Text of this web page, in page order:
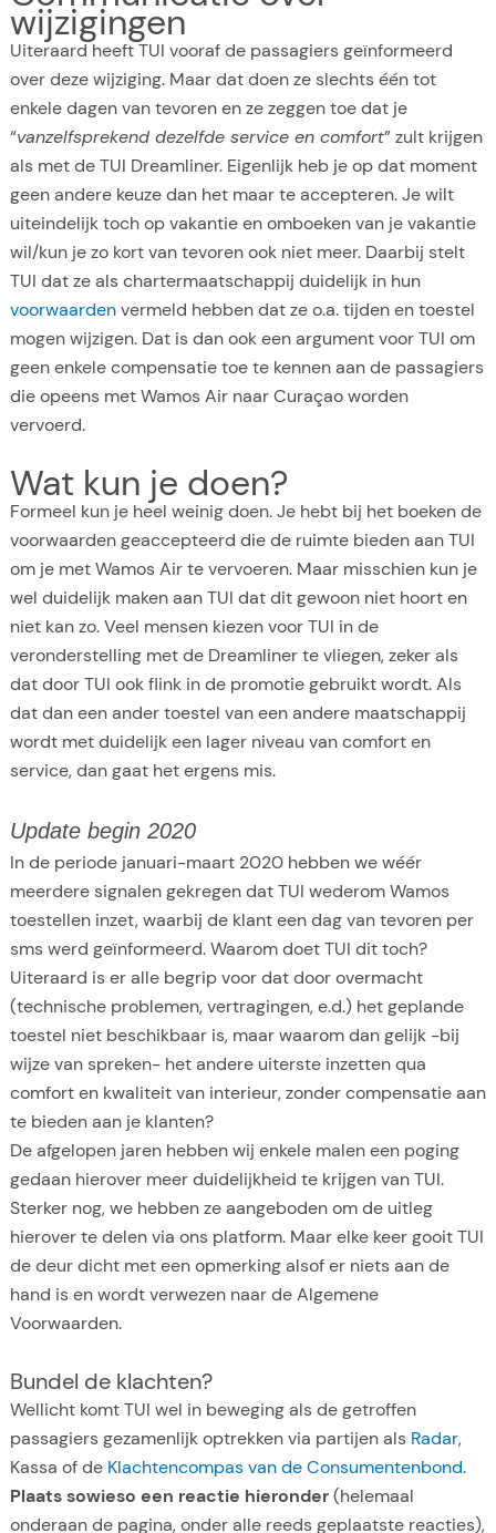
wijzigingen
Uiteraard heeft TUI vooraf de passagiers geïnformeerd
over deze wijziging. Maar dat doen ze slechts één tot
enkele dagen van tevoren en ze zeggen toe dat je
“vanzelfsprekend dezelfde service en comfort” zult krijgen
als met de TUI Dreamliner. Eigenlijk heb je op dat moment
geen andere keuze dan het maar te accepteren. Je wilt
uiteindelijk toch op vakantie en omboeken van je vakantie
wil/kun je zo kort van tevoren ook niet meer. Daarbij stelt
TUI dat ze als chartermaatschappij duidelijk in hun
voorwaardenvermeld hebben dat ze o.a. tijden en toestel
mogen wijzigen. Dat is dan ook een argument voor TUI om
geen enkele compensatie toe te kennen aan de passagiers
die opeens met Wamos Air naar Curaçao worden
vervoerd.
Wat kun je doen?
Formeel kun je heel weinig doen. Je hebt bij het boeken de
voorwaarden geaccepteerd die de ruimte bieden aan TUI
om je met Wamos Air te vervoeren. Maar misschien kun je
wel duidelijk maken aan TUI dat dit gewoon niet hoort en
niet kan zo. Veel mensen kiezen voor TUI in de
veronderstelling met de Dreamliner te vliegen, zeker als
dat door TUI ook flink in de promotie gebruikt wordt. Als
dat dan een ander toestel van een andere maatschappij
wordt met duidelijk een lager niveau van comfort en
service, dan gaat het ergens mis.
Update begin 2020
In de periode januari-maart 2020 hebben we wéér
meerdere signalen gekregen dat TUI wederom Wamos
toestellen inzet, waarbij de klant een dag van tevoren per
sms werd geïnformeerd. Waarom doet TUI dit toch?
Uiteraard is er alle begrip voor dat door overmacht
(technische problemen, vertragingen, e.d.) het geplande
toestel niet beschikbaar is, maar waarom dan gelijk -bij
wijze van spreken- het andere uiterste inzetten qua
comfort en kwaliteit van interieur, zonder compensatie aan
te bieden aan je klanten?
De afgelopen jaren hebben wij enkele malen een poging
gedaan hierover meer duidelijkheid te krijgen van TUI.
Sterker nog, we hebben ze aangeboden om de uitleg
hierover te delen via ons platform. Maar elke keer gooit TUI
de deur dicht met een opmerking alsof er niets aan de
hand is en wordt verwezen naar de Algemene
Voorwaarden.
Bundel de klachten?
Wellicht komt TUI wel in beweging als de getroffen
passagiers gezamenlijk optrekken via partijen als Radar,
Kassa of de Klachtencompas van de Consumentenbond.
Plaats sowieso een reactie hieronder(helemaal
onderaan de pagina, onder alle reeds geplaatste reacties),